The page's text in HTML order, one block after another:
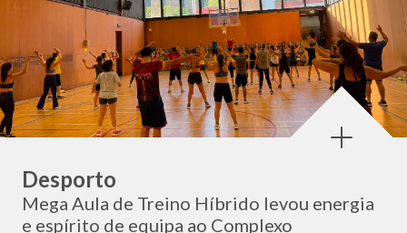
Categoria:
Desporto
Mega Aula de Treino Híbrido levou energia
e espírito de equipa ao Complexo